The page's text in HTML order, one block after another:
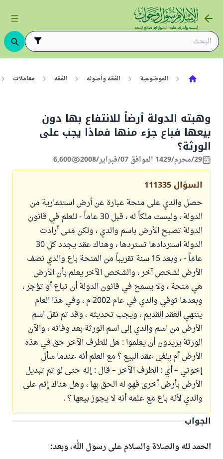
الموضوعية الفقه وأصوله الفقه معاملات
وهبته الدولة أرضاً للانتفاع بها دون
بيعها فباع جزء منها فماذا يجب على
الورثة؟
29/محرم/1429 الموافق 07/فبراير/2008 6,600
السؤال 111335
حصل والدي على منحة عبارة عن أرض استثمارية من
الدولة ، وليست ملكاً له ، قبل 30 عاماً - للعلم في قانون
الدولة تصبح الأرض باسم والدي ، ولكن متى أرادت
الدولة استردادها تستردها ، وهناك عقد يجدد كل 30
عاماً - ، وبعد 15 سنة تقريباً من المنحة باع والدي نصف
الأرض لشخص آخر ، والشخص الآخر يعلم بأن الأرض
هي منحة ، ولا يسمح في قانون الدولة أن تباع أو تؤجر ،
وبعدها توفي والدي في عام 2002 م ، وفي هذا العام
ينتهي العقد القديم ، ويجب تحديثه ، وقد تم نقل اسم
الأرض من اسم والدي إلى اسم الورثة بعد وفاته ، والآن
الورثة يريدون أن يعلموا : هل للطرف الآخر حق في هذه
الأرض أم يلغى عقد البيع ؟ مع العلم أنه عندما سأل
إخوتي – أي : الطرف الآخر – قال : إنه حتى لو تم تبديل
الأرض بأرض أخرى فهو له الحق بها ، وهل هناك إثم على
والدي لأنه باع مع علمه أنه لا يجوز بيعها ؟ .
الجواب
الحمد لله والصلاة والسلام على رسول الله، وبعد: